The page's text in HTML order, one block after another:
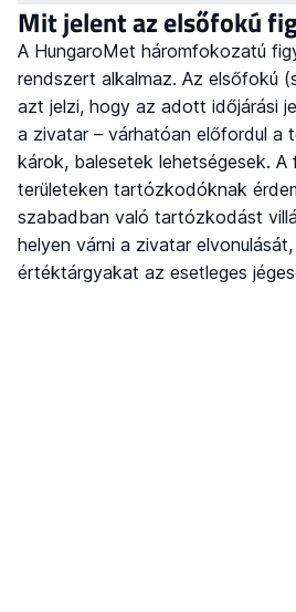
Mit jelent az elsőfokú
A HungaroMet háromfokozatú
rendszert alkalmaz. Az elsőfokú
azt jelzi, hogy az adott időjárási
a zivatar – várhatóan előfordul a
károk, balesetek lehetségesek.
területeken tartózkodóknak
szabadban való tartózkodást
helyen várni a zivatar
értéktárgyakat az esetleges